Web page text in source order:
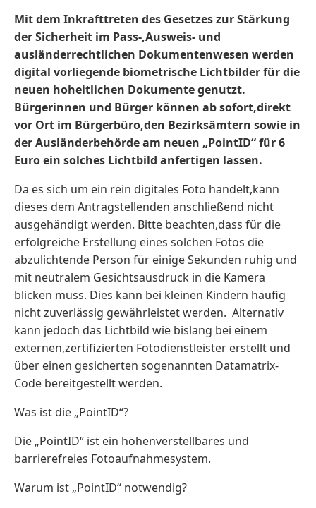
Mit dem Inkrafttreten des Gesetzes zur Stärkung
der Sicherheit im Pass-,Ausweis- und
ausländerrechtlichen Dokumentenwesen werden
digital vorliegende biometrische Lichtbilder für die
neuen hoheitlichen Dokumente genutzt.
Bürgerinnen und Bürger können ab sofort,direkt
vor Ort im Bürgerbüro,den Bezirksämtern sowie in
der Ausländerbehörde am neuen „PointID“ für 6
Euro ein solches Lichtbild anfertigen lassen.
Da es sich um ein rein digitales Foto handelt,kann
dieses dem Antragstellenden anschließend nicht
ausgehändigt werden. Bitte beachten,dass für die
erfolgreiche Erstellung eines solchen Fotos die
abzulichtende Person für einige Sekunden ruhig und
mit neutralem Gesichtsausdruck in die Kamera
blicken muss. Dies kann bei kleinen Kindern häufig
nicht zuverlässig gewährleistet werden. Alternativ
kann jedoch das Lichtbild wie bislang bei einem
externen,zertifizierten Fotodienstleister erstellt und
über einen gesicherten sogenannten Datamatrix-
Code bereitgestellt werden.
Was ist die „PointID“?
Die „PointID“ ist ein höhenverstellbares und
barrierefreies Fotoaufnahmesystem.
Warum ist „PointID“ notwendig?